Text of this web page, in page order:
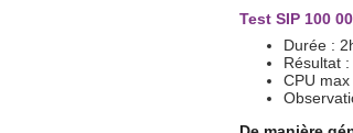
Test SIP 100
Durée :
Résultat
CPU